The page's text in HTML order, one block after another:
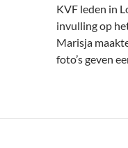
KVF leden in
invulling op
Marisja
foto’s geven